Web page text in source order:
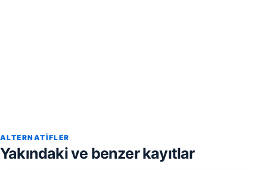
ALTERNATIFLER
Yakındaki ve benzer kayıtlar